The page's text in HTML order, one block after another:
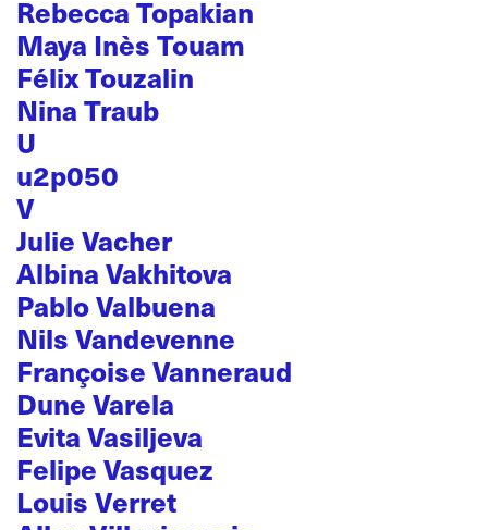
Rebecca Topakian
Maya Inès Touam
Félix Touzalin
Nina Traub
U
u2p050
V
Julie Vacher
Albina Vakhitova
Pablo Valbuena
Nils Vandevenne
Françoise Vanneraud
Dune Varela
Evita Vasiljeva
Felipe Vasquez
Louis Verret